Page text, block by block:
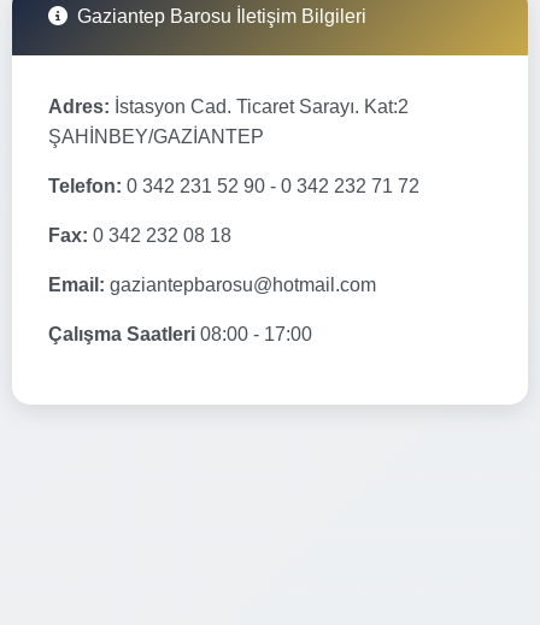
Gaziantep Barosu İletişim Bilgileri
Adres: İstasyon Cad. Ticaret Sarayı. Kat:2
ŞAHİNBEY/GAZİANTEP
Telefon: 0 342 231 52 90 - 0 342 232 71 72
Fax: 0 342 232 08 18
Email: gaziantepbarosu@hotmail.com
Çalışma Saatleri 08:00 - 17:00